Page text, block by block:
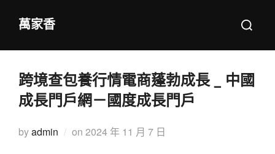
萬家香
Search
跨境查包養行情電商蓬勃成長 _ 中國
成長門戶網－國度成長門戶
byadmin on Posted
2024 年 11 月 7 日